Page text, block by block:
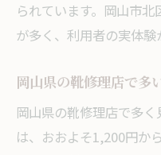
られています。岡山市
が多く、利用者の実体験
岡山県の靴修理店で
岡山県の靴修理店で多
は、おおよそ1,200円か